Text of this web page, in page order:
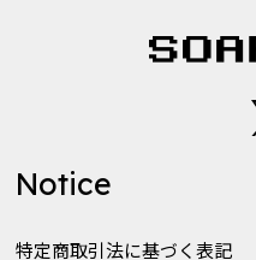
Notice
特定商取引法に基づく表記